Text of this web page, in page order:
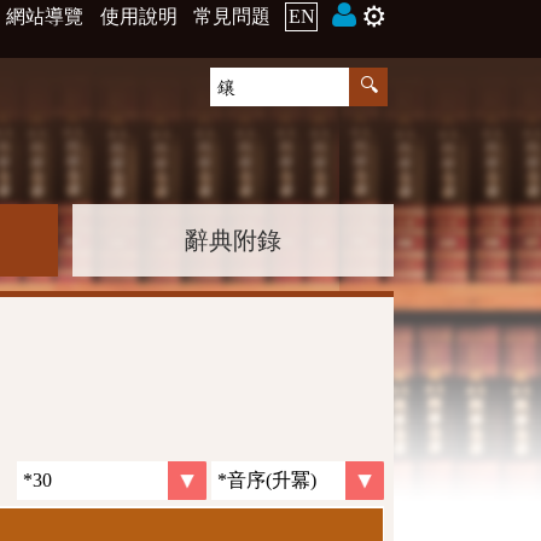
網站導覽 使用說明 常見問題 EN ⚙️
辭典附錄